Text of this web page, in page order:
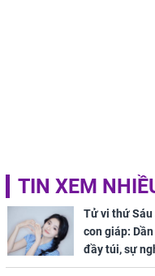
TIN XEM
Tử vi thứ
con giáp:
đầy túi, sự
hưng thịnh,